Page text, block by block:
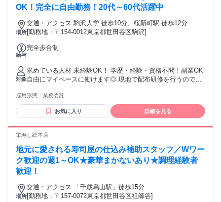
OK！完全に自由勤務！20代～60代活躍中
場所
交通・アクセス 駒沢大学 徒歩10分、桜新町駅 徒歩12分
[勤務地：〒154-0012東京都世田谷区駒沢]
給与
完全歩合制
対象
求めている人材 未経験OK！ 学歴・経験・資格不問！副業OK
自由にマイペースに働けます◎ 現地で配布研修を行うので、
雇用形態： 業務委託
お気に入り 詳細を見る
栄寿し総本店
地元に愛される寿司屋の仕込み補助スタッフ／Wワー
ク歓迎の週1～OK★豪華まかないあり★調理経験者
歓迎！
場所
交通・アクセス 「千歳烏山駅」徒歩15分
[勤務地：〒157-0072東京都世田谷区祖師谷]